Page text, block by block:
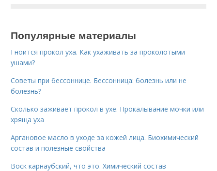
Популярные материалы
Гноится прокол уха. Как ухаживать за проколотыми
ушами?
Советы при бессоннице. Бессонница: болезнь или не
болезнь?
Сколько заживает прокол в ухе. Прокалывание мочки или
хряща уха
Аргановое масло в уходе за кожей лица. Биохимический
состав и полезные свойства
Воск карнаубский, что это. Химический состав